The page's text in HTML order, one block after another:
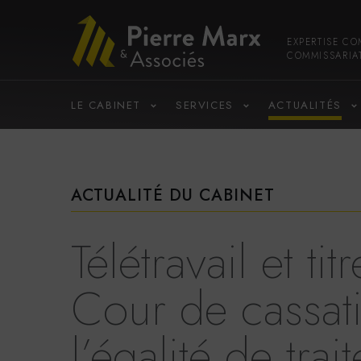
EXPERTISE
LE CABINET SERVICES ACTUALITÉS
ACTUALITÉ DU CABINET
Télétravail et
Cour de